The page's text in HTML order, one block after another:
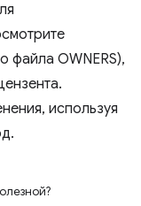
файла OWNERS),
используя